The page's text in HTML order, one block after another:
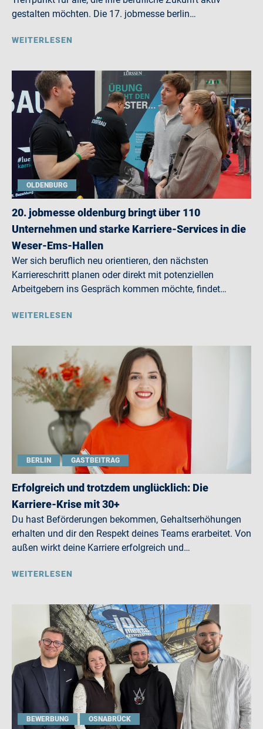
gestalten möchten. Die 17. jobmesse berlin…
WEITERLESEN
OLDENBURG
20. jobmesse oldenburg bringt über 110
Unternehmen und starke Karriere-Services in die
Weser-Ems-Hallen
Wer sich beruflich neu orientieren, den nächsten
Karriereschritt planen oder direkt mit potenziellen
Arbeitgebern ins Gespräch kommen möchte, findet…
WEITERLESEN
BERLIN GASTBEITRAG
Erfolgreich und trotzdem unglücklich: Die
Karriere-Krise mit 30+
Du hast Beförderungen bekommen, Gehaltserhöhungen
erhalten und dir den Respekt deines Teams erarbeitet. Von
außen wirkt deine Karriere erfolgreich und…
WEITERLESEN
BEWERBUNG OSNABRÜCK